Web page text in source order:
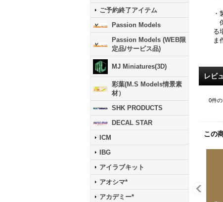
ご予約終了アイテム
Passion Models
Passion Models (WEB限
定品/サービス品)
MJ Miniatures(3D)
彩葉(M.S Models情景素
材）
SHK PRODUCTS
DECAL STAR
ICM
IBG
アイラブキット
アオシマ*
アカデミー*
・
る
ま
レビ
0件
この